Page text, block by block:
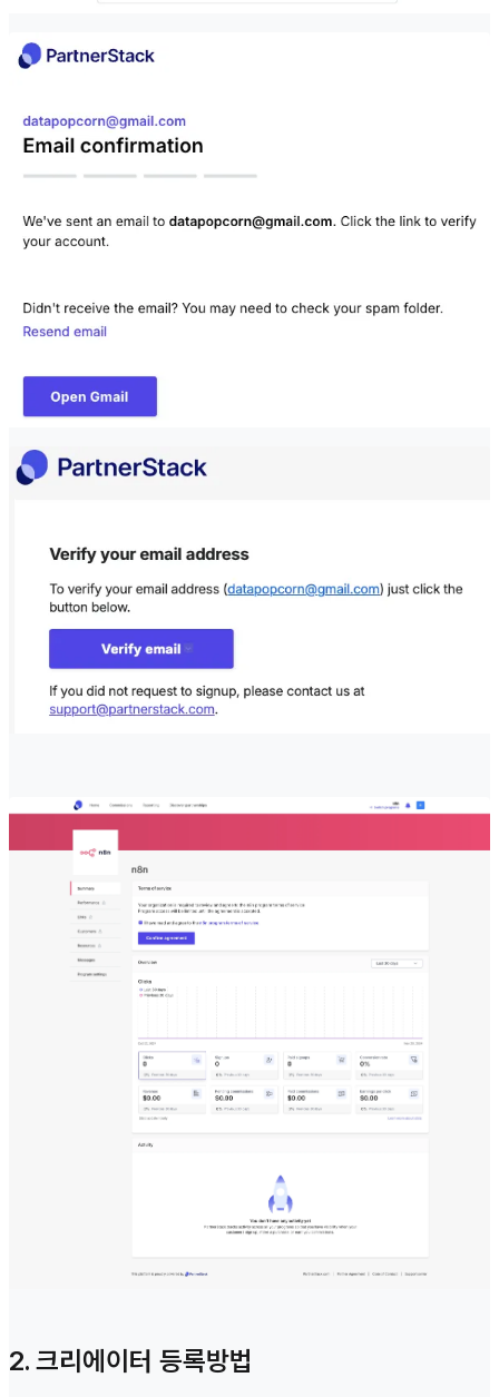
2. 크리에이터 등록방법